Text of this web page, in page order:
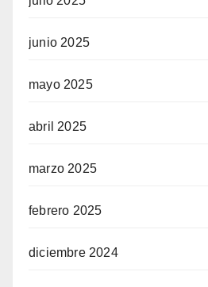
junio 2025
mayo 2025
abril 2025
marzo 2025
febrero 2025
diciembre 2024